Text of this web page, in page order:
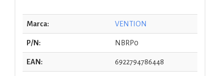
Marca: VENTION
P/N: NBRP0
EAN: 6922794786448